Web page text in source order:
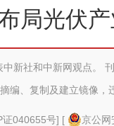
局光伏
新社和中新网观点。
编、复制及建立镜像，
证040655号] [
京公